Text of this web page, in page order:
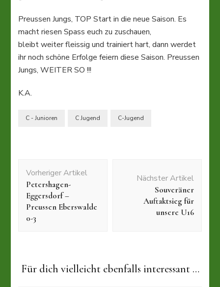
Preussen Jungs, TOP Start in die neue Saison. Es
macht riesen Spass euch zu zuschauen,
bleibt weiter fleissig und trainiert hart, dann werdet
ihr noch schöne Erfolge feiern diese Saison. Preussen
Jungs, WEITER SO !!!
K.A.
C - Junioren C Jugend C-Jugend
Vorheriger Artikel
Petershagen-
Eggersdorf –
Preussen Eberswalde
0-3
Nächster Artikel
Souveräner
Auftaktsieg für
unsere U16
Für dich vielleicht ebenfalls interessant …